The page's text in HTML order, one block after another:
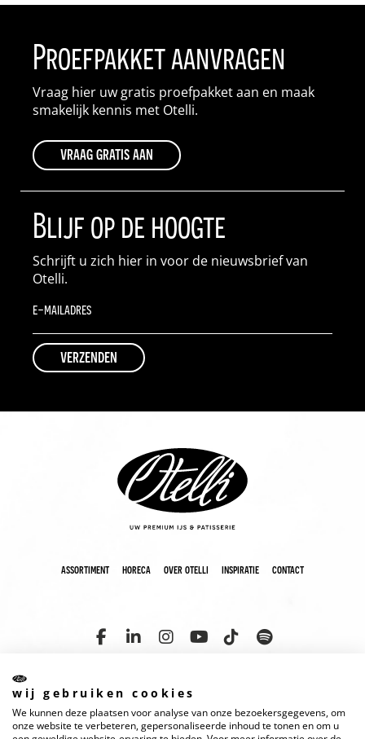
Proefpakket aanvragen
Vraag hier uw gratis proefpakket aan en maak
smakelijk kennis met Otelli.
vraag gratis aan
Blijf op de hoogte
Schrijft u zich hier in voor de nieuwsbrief van
Otelli.
assortiment horeca over otelli inspiratie contact
copyright 2025 otelli disclaimer cookies privacyverklaring
wij gebruiken cookies
We kunnen deze plaatsen voor analyse van onze bezoekersgegevens, om
onze website te verbeteren, gepersonaliseerde inhoud te tonen en om u